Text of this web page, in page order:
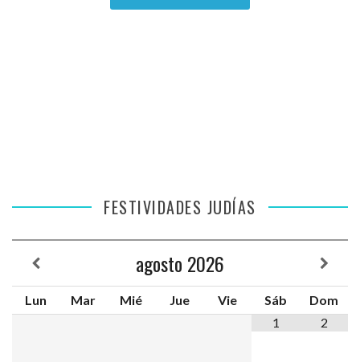
FESTIVIDADES JUDÍAS
agosto 2026
Lun Mar Mié Jue Vie Sáb
Dom
1
2